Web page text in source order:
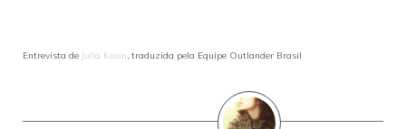
Entrevista de Julia Kosin, traduzida pela Equipe Outlander Brasil